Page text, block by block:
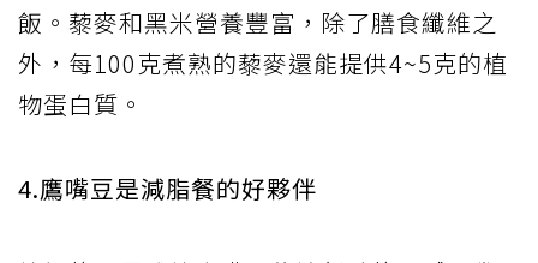
飯。藜麥和黑米營養豐富，除了膳食纖維之
外，每100克煮熟的藜麥還能提供4~5克的植
物蛋白質。
4.鷹嘴豆是減脂餐的好夥伴